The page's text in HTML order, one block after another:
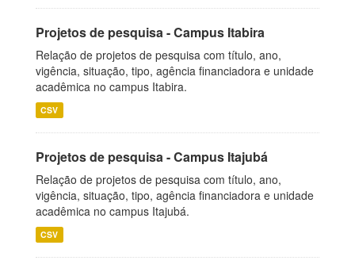
Projetos de pesquisa - Campus Itabira
Relação de projetos de pesquisa com título, ano,
vigência, situação, tipo, agência financiadora e unidade
acadêmica no campus Itabira.
CSV
Projetos de pesquisa - Campus Itajubá
Relação de projetos de pesquisa com título, ano,
vigência, situação, tipo, agência financiadora e unidade
acadêmica no campus Itajubá.
CSV